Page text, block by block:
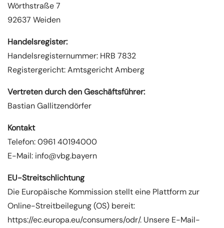
Wörthstraße 7
92637 Weiden
Handelsregister:
Handelsregisternummer: HRB 7832
Registergericht: Amtsgericht Amberg
Vertreten durch den Geschäftsführer:
Bastian Gallitzendörfer
Kontakt
Telefon: 0961 40194000
E-Mail: info@vbg.bayern
EU-Streitschlichtung
Die Europäische Kommission stellt eine Plattform zur
Online-Streitbeilegung (OS) bereit:
https://ec.europa.eu/consumers/odr/. Unsere E-Mail-